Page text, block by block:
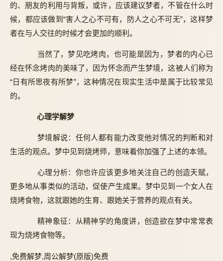
的、朋友的利用与背叛，或许，应该建议梦者，不管在什么时
候，都应该做到“害人之心不可有，防人之心不可无”，这样梦
者在与人交往的时候才会更加的顺利。
当然了，梦见吃烤肉，也可能是因为，梦者的内心已
经在怀念烤肉的美味了，因为怀念而产生梦境，这被人们称为
“日有所思夜有所梦”，这种情况在现实生活中是属于比较常见
的。
心理学解梦
梦境解说：任何人都有能力改变他对情况的判断和对
生活的观点。梦中见到烧烤师，意味着你加强了上述的本领。
心理分析：你也许应该更多地关注自己的创造天赋，
更多地从事类似的活动，促使产生成果。梦中见到一个女人在
烧烤食物，这就跟她的生育、跟她关于营养的观点有关。
精神象征：从精神学的角度讲，创造欲在梦中常常表
现为烧烤食物等。
,免费解梦,周公解梦(原版)免费